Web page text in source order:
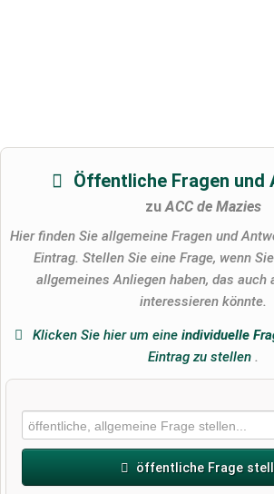
Öffentliche Fragen und
zu ACC de Mazies
Hier finden Sie allgemeine Fragen und
Eintrag. Stellen Sie eine Frage, wenn
allgemeines Anliegen haben, das auch
interessieren könnte.
Klicken Sie hier um eineindividuelle
Eintrag zu stellen .
öffentliche Frage